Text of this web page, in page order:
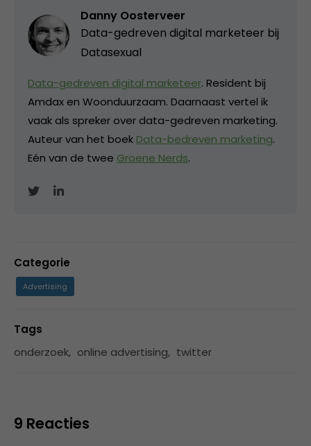
Danny Oosterveer
Data-gedreven digital marketeer bij
Datasexual
Data-gedreven digital marketeer. Resident bij
Amdax en Woonduurzaam. Daarnaast vertel ik
vaak als spreker over data-gedreven marketing.
Auteur van het boek Data-bedreven marketing.
Eén van de twee Groene Nerds.
Categorie
Advertising
Tags
onderzoek, online advertising, twitter
9 Reacties